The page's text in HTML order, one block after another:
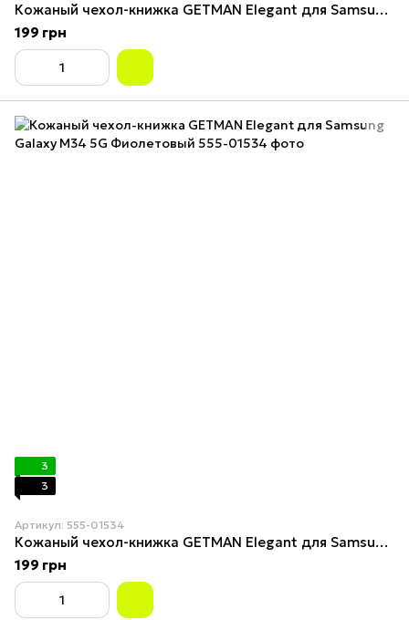
Кожаный чехол-книжка GETMAN Elegant для Samsung Galaxy M34 5G Сиреневый
199 грн
3
3
Артикул: 555-01534
Кожаный чехол-книжка GETMAN Elegant для Samsung Galaxy M34 5G Фиолетовый
199 грн